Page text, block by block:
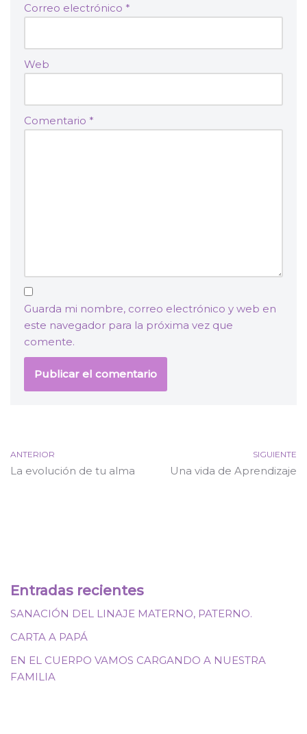
Correo electrónico *
Web
Comentario *
Guarda mi nombre, correo electrónico y web en
este navegador para la próxima vez que
comente.
ANTERIOR
La evolución de tu alma
SIGUIENTE
Una vida de Aprendizaje
Entradas recientes
SANACIÓN DEL LINAJE MATERNO, PATERNO.
CARTA A PAPÁ
EN EL CUERPO VAMOS CARGANDO A NUESTRA
FAMILIA